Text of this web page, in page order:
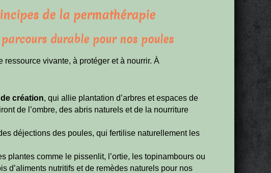
de la permathérapie
durable pour nos poules
vivante, à protéger et à nourrir. À
création, qui allie plantation d’arbres et espaces de
de l’ombre, des abris naturels et de la nourriture
déjections des poules, qui fertilise naturellement les
plantes comme le pissenlit, l’ortie, les topinambours ou
d’aliments nutritifs et de remèdes naturels pour nos